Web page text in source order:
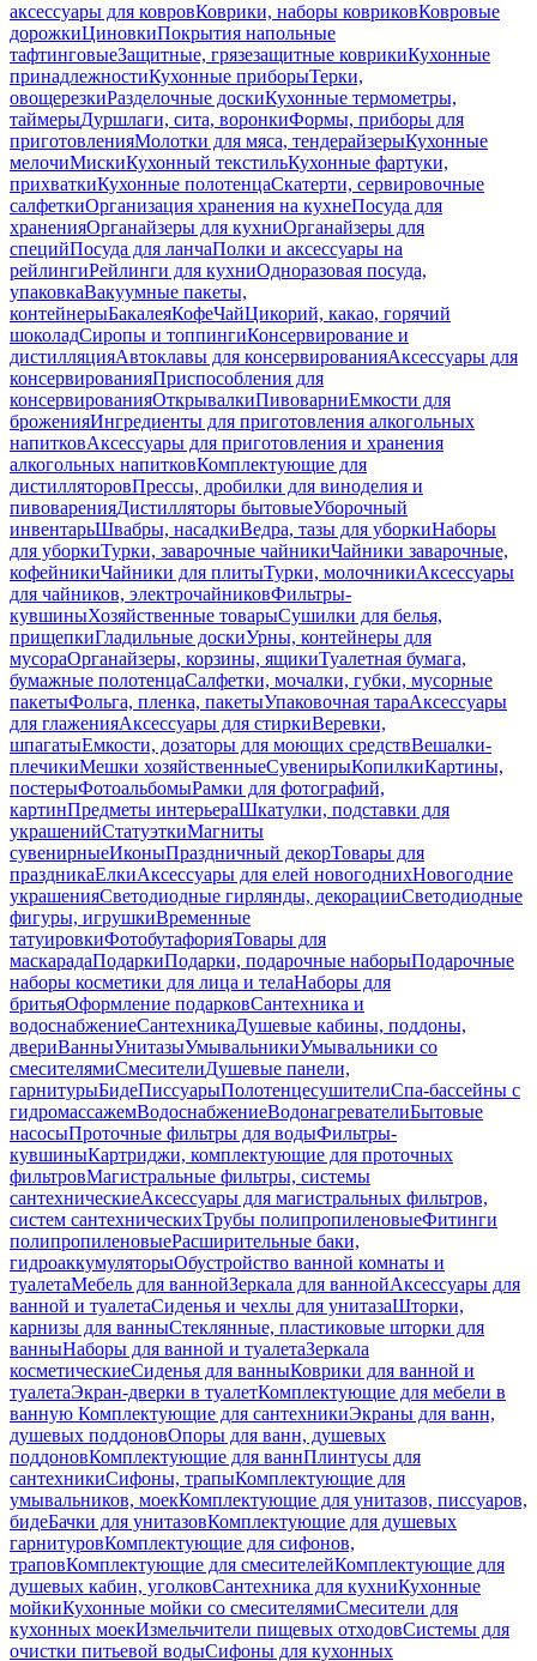
аксессуары для ковровКоврики, наборы ковриковКовровые
дорожкиЦиновкиПокрытия напольные
тафтинговыеЗащитные, грязезащитные коврикиКухонные
принадлежностиКухонные приборыТерки,
овощерезкиРазделочные доскиКухонные термометры,
таймерыДуршлаги, сита, воронкиФормы, приборы для
приготовленияМолотки для мяса, тендерайзерыКухонные
мелочиМискиКухонный текстильКухонные фартуки,
прихваткиКухонные полотенцаСкатерти, сервировочные
салфеткиОрганизация хранения на кухнеПосуда для
храненияОрганайзеры для кухниОрганайзеры для
специйПосуда для ланчаПолки и аксессуары на
рейлингиРейлинги для кухниОдноразовая посуда,
упаковкаВакуумные пакеты,
контейнерыБакалеяКофеЧайЦикорий, какао, горячий
шоколадСиропы и топпингиКонсервирование и
дистилляцияАвтоклавы для консервированияАксессуары для
консервированияПриспособления для
консервированияОткрывалкиПивоварниЕмкости для
броженияИнгредиенты для приготовления алкогольных
напитковАксессуары для приготовления и хранения
алкогольных напитковКомплектующие для
дистилляторовПрессы, дробилки для виноделия и
пивоваренияДистилляторы бытовыеУборочный
инвентарьШвабры, насадкиВедра, тазы для уборкиНаборы
для уборкиТурки, заварочные чайникиЧайники заварочные,
кофейникиЧайники для плитыТурки, молочникиАксессуары
для чайников, электрочайниковФильтры-
кувшиныХозяйственные товарыСушилки для белья,
прищепкиГладильные доскиУрны, контейнеры для
мусораОрганайзеры, корзины, ящикиТуалетная бумага,
бумажные полотенцаСалфетки, мочалки, губки, мусорные
пакетыФольга, пленка, пакетыУпаковочная тараАксессуары
для глаженияАксессуары для стиркиВеревки,
шпагатыЕмкости, дозаторы для моющих средствВешалки-
плечикиМешки хозяйственныеСувенирыКопилкиКартины,
постерыФотоальбомыРамки для фотографий,
картинПредметы интерьераШкатулки, подставки для
украшенийСтатуэткиМагниты
сувенирныеИконыПраздничный декорТовары для
праздникаЕлкиАксессуары для елей новогоднихНовогодние
украшенияСветодиодные гирлянды, декорацииСветодиодные
фигуры, игрушкиВременные
татуировкиФотобутафорияТовары для
маскарадаПодаркиПодарки, подарочные наборыПодарочные
наборы косметики для лица и телаНаборы для
бритьяОформление подарковСантехника и
водоснабжениеСантехникаДушевые кабины, поддоны,
двериВанныУнитазыУмывальникиУмывальники со
смесителямиСмесителиДушевые панели,
гарнитурыБидеПиссуарыПолотенцесушителиСпа-бассейны с
гидромассажемВодоснабжениеВодонагревателиБытовые
насосыПроточные фильтры для водыФильтры-
кувшиныКартриджи, комплектующие для проточных
фильтровМагистральные фильтры, системы
сантехническиеАксессуары для магистральных фильтров,
систем сантехническихТрубы полипропиленовыеФитинги
полипропиленовыеРасширительные баки,
гидроаккумуляторыОбустройство ванной комнаты и
туалетаМебель для ваннойЗеркала для ваннойАксессуары для
ванной и туалетаСиденья и чехлы для унитазаШторки,
карнизы для ванныСтеклянные, пластиковые шторки для
ванныНаборы для ванной и туалетаЗеркала
косметическиеСиденья для ванныКоврики для ванной и
туалетаЭкран-дверки в туалетКомплектующие для мебели в
ванную Комплектующие для сантехникиЭкраны для ванн,
душевых поддоновОпоры для ванн, душевых
поддоновКомплектующие для ваннПлинтусы для
сантехникиСифоны, трапыКомплектующие для
умывальников, моекКомплектующие для унитазов, писсуаров,
бидеБачки для унитазовКомплектующие для душевых
гарнитуровКомплектующие для сифонов,
траповКомплектующие для смесителейКомплектующие для
душевых кабин, уголковСантехника для кухниКухонные
мойкиКухонные мойки со смесителямиСмесители для
кухонных моекИзмельчители пищевых отходовСистемы для
очистки питьевой водыСифоны для кухонных